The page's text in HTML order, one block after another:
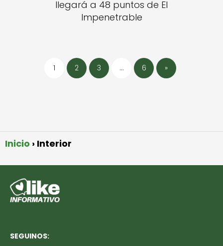
llegará a 48 puntos de El
Impenetrable
1 2 3 … 6 »
Inicio Interior
SEGUINOS: